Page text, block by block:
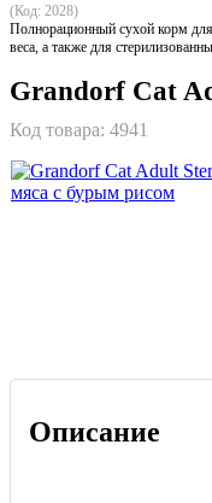
(Код: 2028)
Полнорационный сухой корм
веса, а также для
Grandorf Cat
Код товара: 4941
Описание